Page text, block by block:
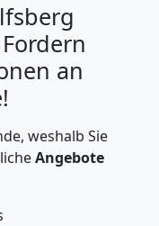
an
weshalb Sie
Angebote